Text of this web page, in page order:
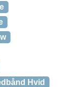
Hvid